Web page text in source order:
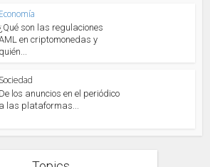
Economía
son las regulaciones
en criptomonedas y
quién...
Sociedad
De los anuncios en el periódico
a las plataformas...